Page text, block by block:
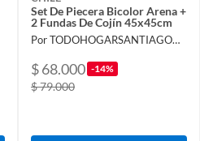
Set De Piecera Bicolor Arena +
2 Fundas De Cojín 45x45cm
Por TODOHOGARSANTIAGODECHILE
$ 68.000 -14%
$ 79.000